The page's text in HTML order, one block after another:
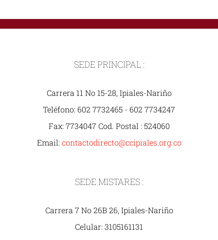
SEDE PRINCIPAL :
Carrera 11 No 15-28, Ipiales-Nariño
Teléfono: 602 7732465 - 602 7734247
Fax: 7734047 Cod. Postal : 524060
Email: contactodirecto@ccipiales.org.co
SEDE MISTARES :
Carrera 7 No 26B 26, Ipiales-Nariño
Celular: 3105161131